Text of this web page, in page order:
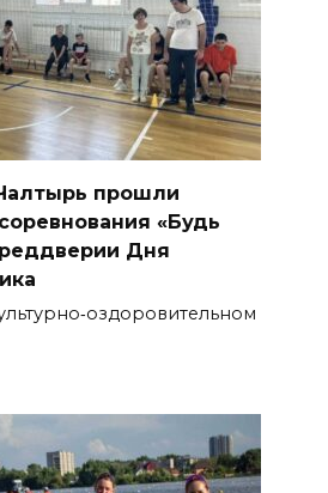
прошли
«Будь
Дня